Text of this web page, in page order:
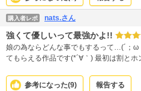
購入者レポ nats.さん
強くて優しいって最強かよ!!
娘の為ならどんな事でもするって…(´；
てもらえる作品です(*´∀｀) 最初は割とホ
あります)、後半どんどん、え！なにな
て行きます。 あたたかくて心がほっこり
参考になった(9) 報告する